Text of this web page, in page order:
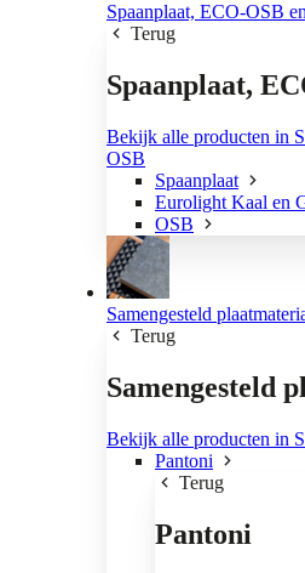
Spaanplaat, ECO-OSB
Terug
Spaanplaat,
Bekijk alle producten in
OSB
Spaanplaat
Eurolight Kaal en
OSB
Samengesteld
Terug
Samengesteld
Bekijk alle producten in
Pantoni
Terug
Pantoni